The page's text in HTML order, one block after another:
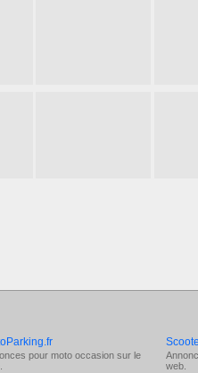
pour moto occasion sur le
web.